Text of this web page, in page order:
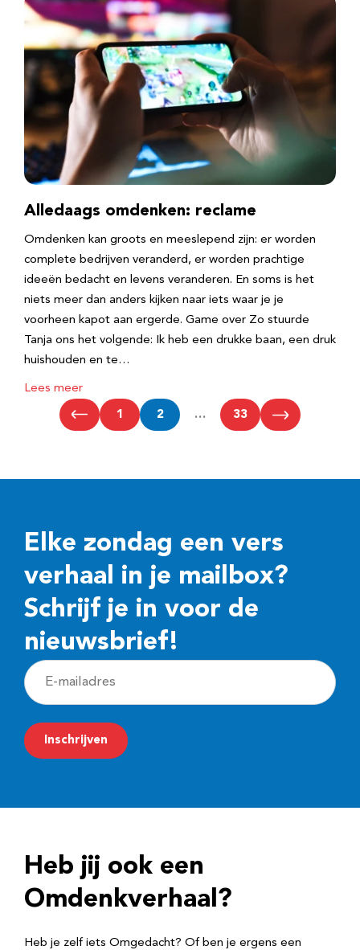
Alledaags omdenken: reclame
Omdenken kan groots en meeslepend zijn: er worden
complete bedrijven veranderd, er worden prachtige
ideeën bedacht en levens veranderen. En soms is het
niets meer dan anders kijken naar iets waar je je
voorheen kapot aan ergerde. Game over Zo stuurde
Tanja ons het volgende: Ik heb een drukke baan, een druk
huishouden en te…
Lees meer
1 2 … 33
Elke zondag een vers
verhaal in je mailbox?
Schrijf je in voor de
nieuwsbrief!
E
-
m
a
r
e
Inschrijven
Heb jij ook een
Omdenkverhaal?
Heb je zelf iets Omgedacht? Of ben je ergens een